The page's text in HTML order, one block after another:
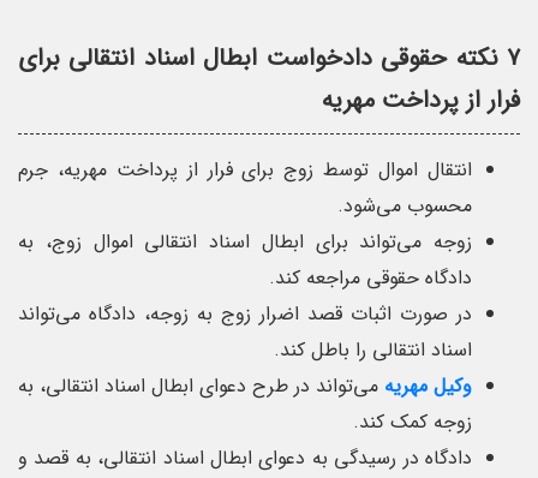
۷ نکته حقوقی دادخواست ابطال اسناد انتقالی برای
فرار از پرداخت مهریه
انتقال اموال توسط زوج برای فرار از پرداخت مهریه، جرم
محسوب می‌شود.
زوجه می‌تواند برای ابطال اسناد انتقالی اموال زوج، به
دادگاه حقوقی مراجعه کند.
در صورت اثبات قصد اضرار زوج به زوجه، دادگاه می‌تواند
اسناد انتقالی را باطل کند.
وکیل مهریه می‌تواند در طرح دعوای ابطال اسناد انتقالی، به
زوجه کمک کند.
دادگاه در رسیدگی به دعوای ابطال اسناد انتقالی، به قصد و